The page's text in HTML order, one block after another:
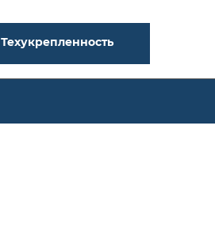
Техукрепленность